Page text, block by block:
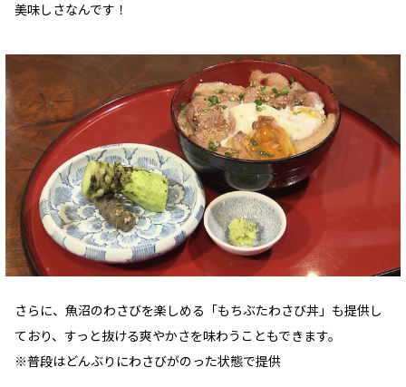
美味しさなんです！
さらに、魚沼のわさびを楽しめる「もちぶたわさび丼」も提供し
ており、すっと抜ける爽やかさを味わうこともできます。
※普段はどんぶりにわさびがのった状態で提供